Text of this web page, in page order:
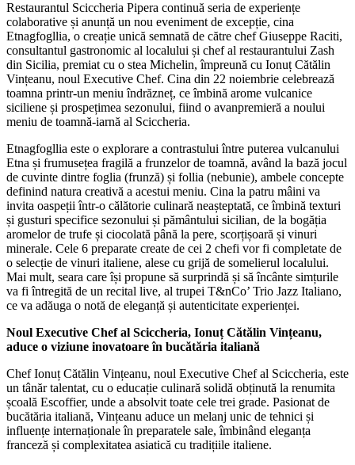
Restaurantul Sciccheria Pipera continuă seria de experiențe
colaborative și anunță un nou eveniment de excepție, cina
Etnagfogllia, o creație unică semnată de către chef Giuseppe Raciti,
consultantul gastronomic al localului și chef al restaurantului Zash
din Sicilia, premiat cu o stea Michelin, împreună cu Ionuț Cătălin
Vințeanu, noul Executive Chef. Cina din 22 noiembrie celebrează
toamna printr-un meniu îndrăzneț, ce îmbină arome vulcanice
siciliene și prospețimea sezonului, fiind o avanpremieră a noului
meniu de toamnă-iarnă al Sciccheria.
Etnagfogllia este o explorare a contrastului între puterea vulcanului
Etna și frumusețea fragilă a frunzelor de toamnă, având la bază jocul
de cuvinte dintre foglia (frunză) și follia (nebunie), ambele concepte
definind natura creativă a acestui meniu. Cina la patru mâini va
invita oaspeții într-o călătorie culinară neașteptată, ce îmbină texturi
și gusturi specifice sezonului și pământului sicilian, de la bogăția
aromelor de trufe și ciocolată până la pere, scorțișoară și vinuri
minerale. Cele 6 preparate create de cei 2 chefi vor fi completate de
o selecție de vinuri italiene, alese cu grijă de somelierul localului.
Mai mult, seara care își propune să surprindă și să încânte simțurile
va fi întregită de un recital live, al trupei T&nCo’ Trio Jazz Italiano,
ce va adăuga o notă de eleganță și autenticitate experienței.
Noul Executive Chef al Sciccheria, Ionuț Cătălin Vințeanu,
aduce o viziune inovatoare în bucătăria italiană
Chef Ionuț Cătălin Vințeanu, noul Executive Chef al Sciccheria, este
un tânăr talentat, cu o educație culinară solidă obținută la renumita
școală Escoffier, unde a absolvit toate cele trei grade. Pasionat de
bucătăria italiană, Vințeanu aduce un melanj unic de tehnici și
influențe internaționale în preparatele sale, îmbinând eleganța
franceză și complexitatea asiatică cu tradițiile italiene.